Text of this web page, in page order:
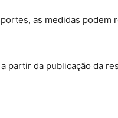
as medidas podem
partir da publicação da